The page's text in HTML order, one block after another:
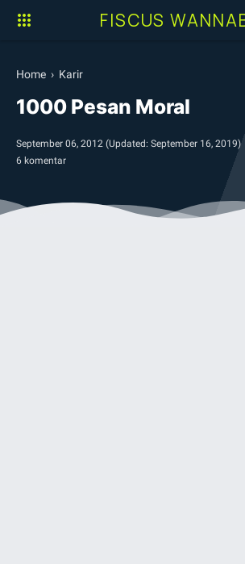
FISCUS
Home › Karir
1000 Pesan Moral
September 06, 2012 (Updated: September 16, 2019)
6 komentar